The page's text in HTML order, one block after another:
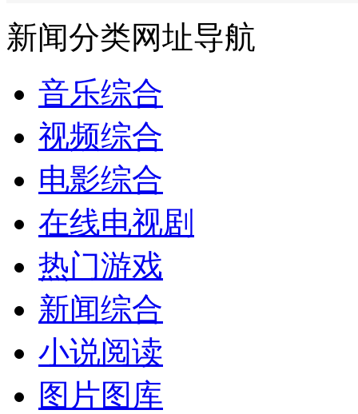
新闻分类网址导航
音乐综合
视频综合
电影综合
在线电视剧
热门游戏
新闻综合
小说阅读
图片图库